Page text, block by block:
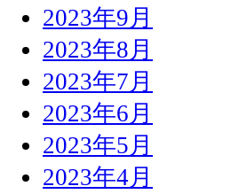
2023年9月
2023年8月
2023年7月
2023年6月
2023年5月
2023年4月